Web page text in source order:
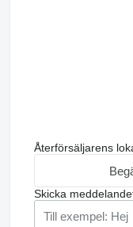
Återförsäljarens
Skicka